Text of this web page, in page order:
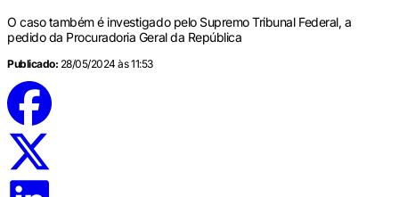
O caso também é investigado pelo Supremo Tribunal Federal, a
pedido da Procuradoria Geral da República
Publicado: 28/05/2024 às 11:53